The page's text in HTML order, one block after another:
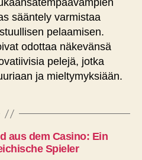
sääntely varmistaa
pelaamisen.
odottaa näkevänsä
pelejä, jotka
ja mieltymyksiään.
aus dem Casino: Ein
Spieler